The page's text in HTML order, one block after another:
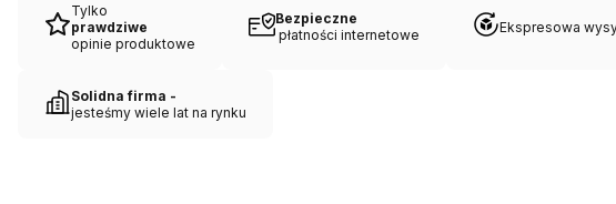
Tylko
prawdziwe
opinie produktowe
Bezpieczne
płatności internetowe
Ekspresowa
Solidna firma -
jesteśmy wiele lat na rynku